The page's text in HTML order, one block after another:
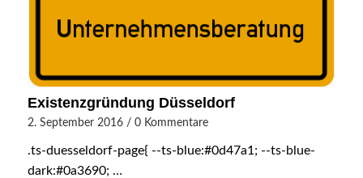
Existenzgründung Düsseldorf
2. September 2016 / 0 Kommentare
.ts-duesseldorf-page{ --ts-blue:#0d47a1; --ts-blue-
dark:#0a3690; …